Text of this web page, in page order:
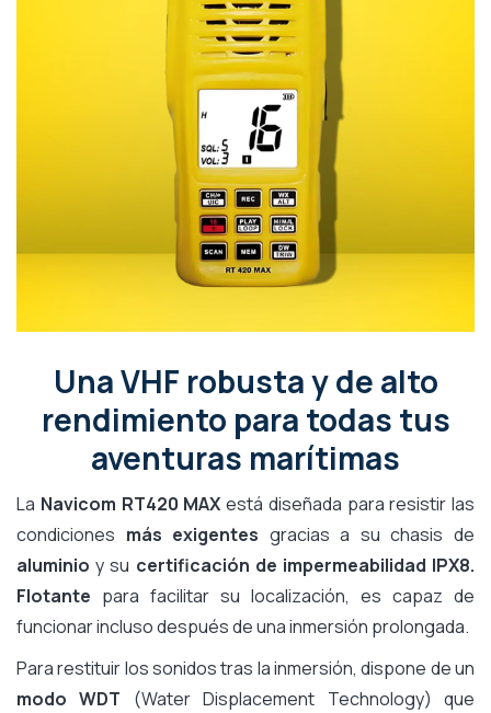
Una VHF robusta y de alto
rendimiento para todas tus
aventuras marítimas
La Navicom RT420 MAX está diseñada para resistir las
condiciones más exigentes gracias a su chasis de
aluminio y su certificación de impermeabilidad IPX8.
Flotante para facilitar su localización, es capaz de
funcionar incluso después de una inmersión prolongada.
Para restituir los sonidos tras la inmersión, dispone de un
modo WDT (Water Displacement Technology) que